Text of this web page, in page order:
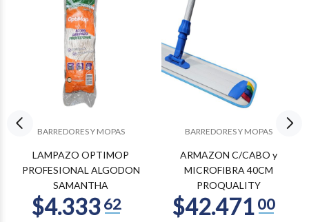
BARREDORES Y MOPAS
LAMPAZO OPTIMOP
PROFESIONAL ALGODON
SAMANTHA
BARREDORES Y MOPAS
ARMAZON C/CABO y
MICROFIBRA 40CM
PROQUALITY